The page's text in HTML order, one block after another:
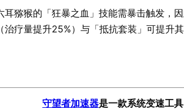
猕猴的「狂暴之血」技能需暴击触发，
疗量提升25%）与「抵抗套装」可提
守望者加速器是一款系统变速工具